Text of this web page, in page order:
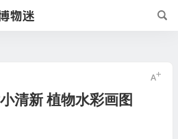
清新 植物水彩画图